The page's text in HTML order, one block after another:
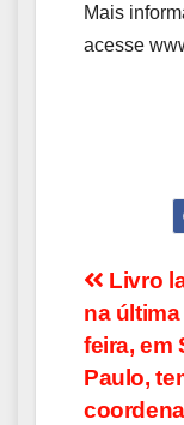
Mais
acesse
de
Post
Livro
na
feira, em
Paulo,